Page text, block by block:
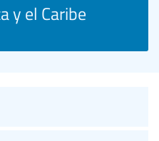
y el Caribe